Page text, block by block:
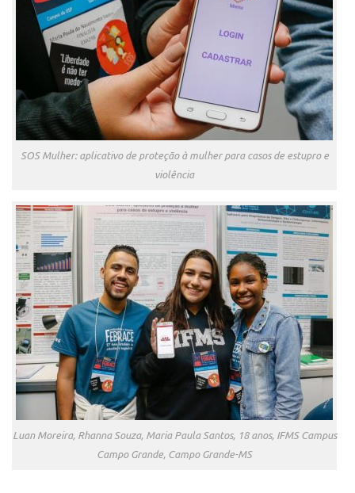
SOS Mulher: aplicativo de proteção à mulher para casos de estupro e
violência
Luan Moreira, Rhanna Souza, Maria Paula Santos, 18 anos, IFMS Campus
Campo Grande, Campo Grande-MS